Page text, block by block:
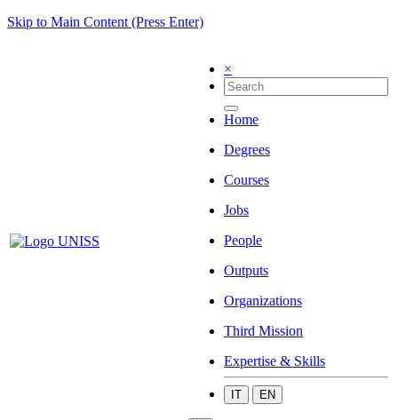
Skip to Main Content (Press Enter)
×
Home
Degrees
Courses
Jobs
People
Outputs
Organizations
Third Mission
Expertise & Skills
IT EN